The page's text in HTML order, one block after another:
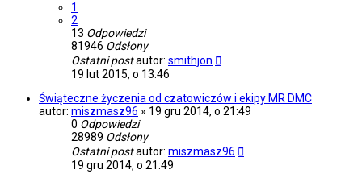
1
2
13 Odpowiedzi
81946 Odsłony
Ostatni postautor: smithjon
19 lut 2015, o 13:46
Świąteczne życzenia od czatowiczów i ekipy MR DMC
autor: miszmasz96 » 19 gru 2014, o 21:49
0 Odpowiedzi
28989 Odsłony
Ostatni postautor: miszmasz96
19 gru 2014, o 21:49